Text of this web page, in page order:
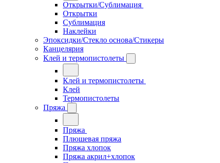
Открытки/Сублимация
Открытки
Сублимация
Наклейки
Эпоксидки/Стекло основа/Стикеры
Канцелярия
Клей и термопистолеты
Клей и термопистолеты
Клей
Термопистолеты
Пряжа
Пряжа
Плюшевая пряжа
Пряжа хлопок
Пряжа акрил+хлопок